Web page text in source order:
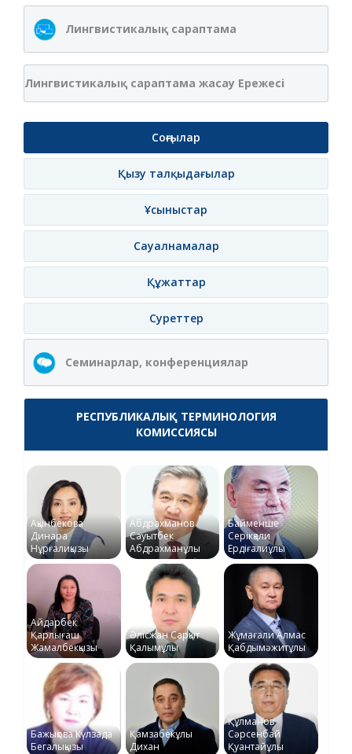
Лингвистикалық сараптама
Лингвистикалық сараптама жасау Ережесі
Соңғылар
Қызу талқыдағылар
Ұсыныстар
Сауалнамалар
Құжаттар
Суреттер
Семинарлар, конференциялар
РЕСПУБЛИКАЛЫҚ ТЕРМИНОЛОГИЯ
КОМИССИЯСЫ
Ақынбекова
Динара
Нұрғалиқызы
Абдрахманов
Сауытбек
Абдрахманұлы
Байменше
Серікқали
Ердіғалиұлы
Айдарбек
Қарлығаш
Жамалбекқызы
Әлісжан Сарқыт
Қалымұлы
Жұмағали Алмас
Қабдымәжитұлы
Бажықова Күлзада
Бегалықызы
Қамзабекұлы
Дихан
Құлманов
Сәрсенбай
Қуантайұлы